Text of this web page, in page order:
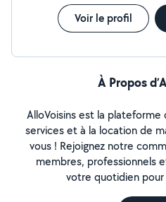
Voir le profil
À Propos
AlloVoisins est la
services et à la location de
vous ! Rejoignez notre
membres, professionnels
votre quotidien